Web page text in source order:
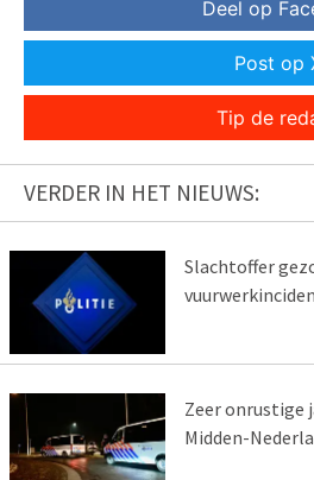
Deel op
Post op
Tip de
VERDER IN HET NIEUWS:
Slachtoffer
Zeer onrustige
Midden-